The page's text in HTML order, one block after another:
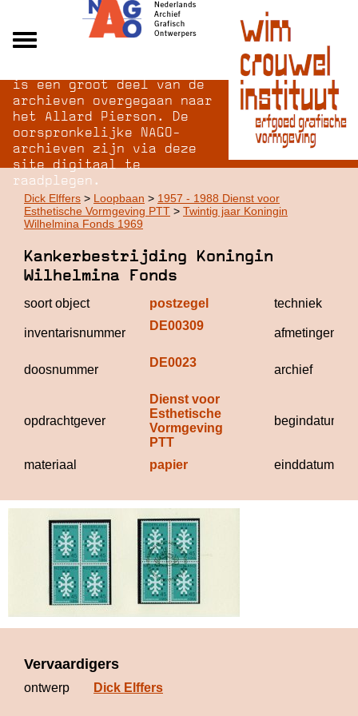
Over NAGO
Over WCI
Inloggen
is een groot deel van de
archieven overgegaan naar
het Allard Pierson. De
oorspronkelijke NAGO-
archieven zijn via deze
site digitaal te
raadplegen.
Dick Elffers > Loopbaan > 1957 - 1988 Dienst voor
Esthetische Vormgeving PTT > Twintig jaar Koningin
Wilhelmina Fonds 1969
Kankerbestrijding Koningin
Wilhelmina Fonds
soort object postzegel techniek
inventarisnummer
DE00309
afmetingen
doosnummer
DE0023
archief
opdrachtgever
Dienst voor
Esthetische
Vormgeving
PTT
begindatum
materiaal papier einddatum
Vervaardigers
ontwerp Dick Elffers